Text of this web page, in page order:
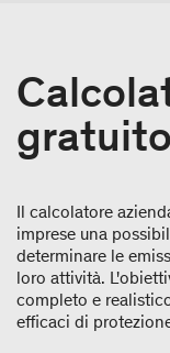
Il calcolatore
imprese una
determinare le
loro attività.
completo e
efficaci di